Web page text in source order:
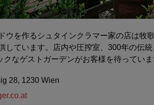
ウを作るシュタインクラマー家の店は牧
しています。店内や圧搾室、300年の伝
クなゲストガーデンがお客様を待ってい
28, 1230 Wien